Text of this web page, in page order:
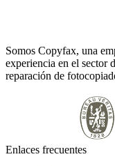
Somos Copyfax, una
experiencia en el sector
reparación de
Enlaces frecuentes